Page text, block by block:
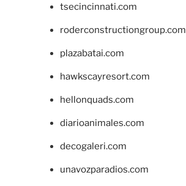
tsecincinnati.com
roderconstructiongroup.com
plazabatai.com
hawkscayresort.com
hellonquads.com
diarioanimales.com
decogaleri.com
unavozparadios.com